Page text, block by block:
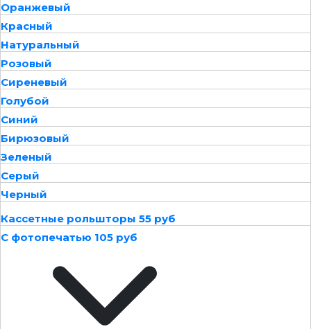
Оранжевый
Красный
Натуральный
Розовый
Сиреневый
Голубой
Синий
Бирюзовый
Зеленый
Серый
Черный
Кассетные рольшторы 55 руб
С фотопечатью 105 руб